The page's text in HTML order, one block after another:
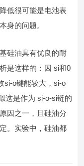
低很可能是电池表
身的问题。
硅油具有优良的耐
是这样的：因 si和0
si-o键能较大，si-o
这是作为 si-o-si链的
因之一，且硅油分
。实验中，硅油都